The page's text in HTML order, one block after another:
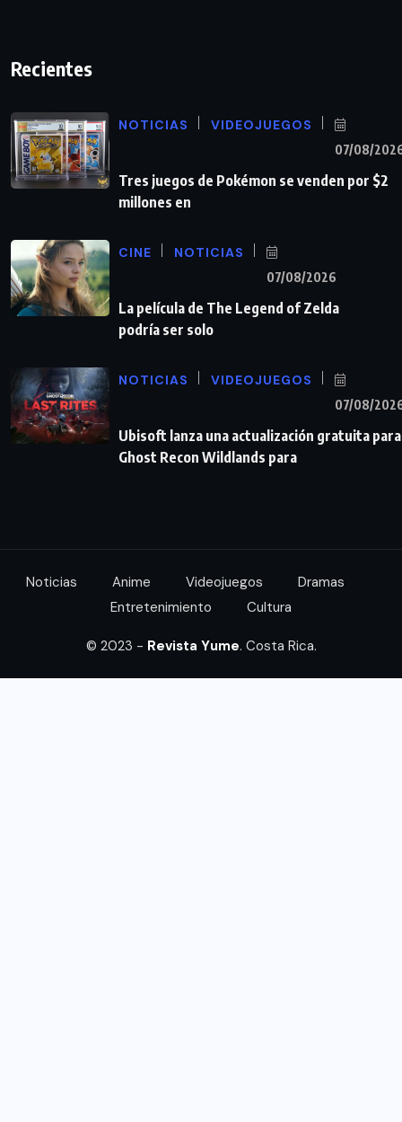
Recientes
NOTICIAS VIDEOJUEGOS
07/08/
Tres juegos de Pokémon se venden por $2
millones en
CINE NOTICIAS
07/08/2026
La película de The Legend of Zelda
podría ser solo
NOTICIAS VIDEOJUEGOS
07/08/
Ubisoft lanza una actualización gratuita para
Ghost Recon Wildlands para
Noticias Anime Videojuegos
Dramas
Entretenimiento
Cultura
© 2023 - Revista Yume. Costa Rica.